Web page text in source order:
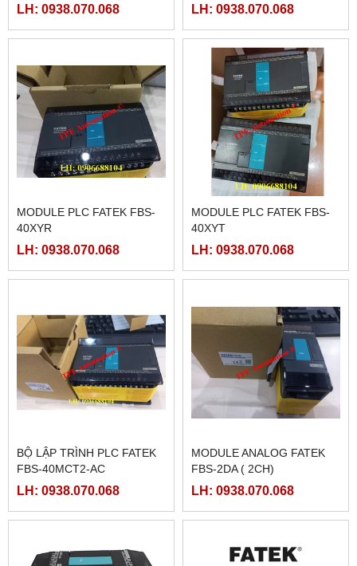
LH: 0938.070.068 LH: 0938.070.068
MODULE PLC FATEK FBS-
40XYR
LH: 0938.070.068
MODULE PLC FATEK FBS-
40XYT
LH: 0938.070.068
BỘ LẬP TRÌNH PLC FATEK
FBS-40MCT2-AC
LH: 0938.070.068
MODULE ANALOG FATEK
FBS-2DA ( 2CH)
LH: 0938.070.068